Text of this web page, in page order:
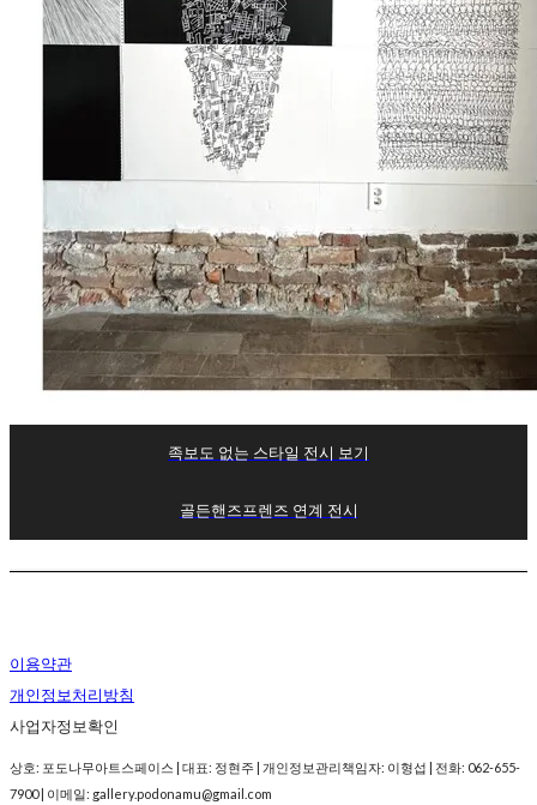
족보도 없는 스타일 전시 보기
골든핸즈프렌즈 연계 전시
이용약관
개인정보처리방침
사업자정보확인
상호: 포도나무아트스페이스 | 대표: 정현주 | 개인정보관리책임자: 이형섭 | 전화: 062-655-
7900 | 이메일: gallery.podonamu@gmail.com